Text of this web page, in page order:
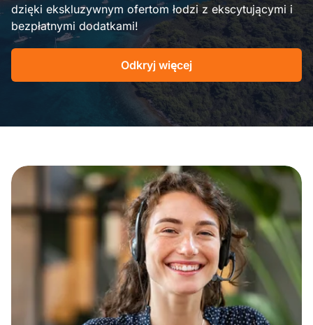
dzięki ekskluzywnym ofertom łodzi z ekscytującymi i
bezpłatnymi dodatkami!
Odkryj więcej